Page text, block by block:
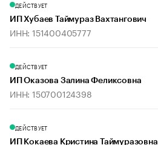
ДЕЙСТВУЕТ
ИП Хубаев Таймураз Вахтангович
ИНН: 151400405777
ДЕЙСТВУЕТ
ИП Оказова Залина Феликсовна
ИНН: 150700124398
ДЕЙСТВУЕТ
ИП Кокаева Кристина Таймуразовна